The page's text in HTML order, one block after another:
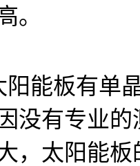
。
阳能板有单
没有专业
，太阳能